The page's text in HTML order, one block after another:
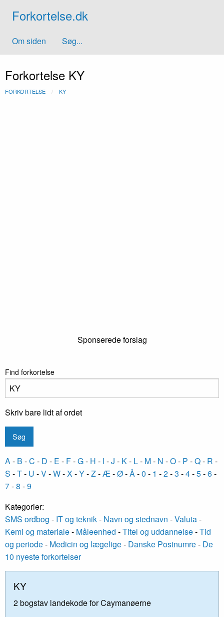
Forkortelse.dk
Om siden Søg...
Forkortelse KY
FORKORTELSE KY
Sponserede forslag
Find forkortelse
Skriv bare lidt af ordet
A- B -C - D - E - F-G- H - I -J - K- L- M- N -O- P -Q- R -
S -T- U -V-W-X-Y-Z-Æ-Ø-Å-0 - 1 -2-3 -4-5-6-
7-8 -9
Kategorier:
SMS ordbog - IT og teknik- Navn og stednavn -Valuta-
Kemi og materiale- Måleenhed -Titel og uddannelse-Tid
og periode- Medicin og lægelige- Danske Postnumre- De
10 nyeste forkortelser
KY
2 bogstav landekode for Caymanøerne